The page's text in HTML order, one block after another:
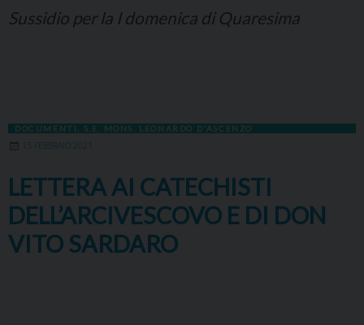
Sussidio per la I domenica di Quaresima
DOCUMENTI S.E. MONS. LEONARDO D'ASCENZO
15 FEBBRAIO 2021
LETTERA AI CATECHISTI
DELL’ARCIVESCOVO E DI DON
VITO SARDARO